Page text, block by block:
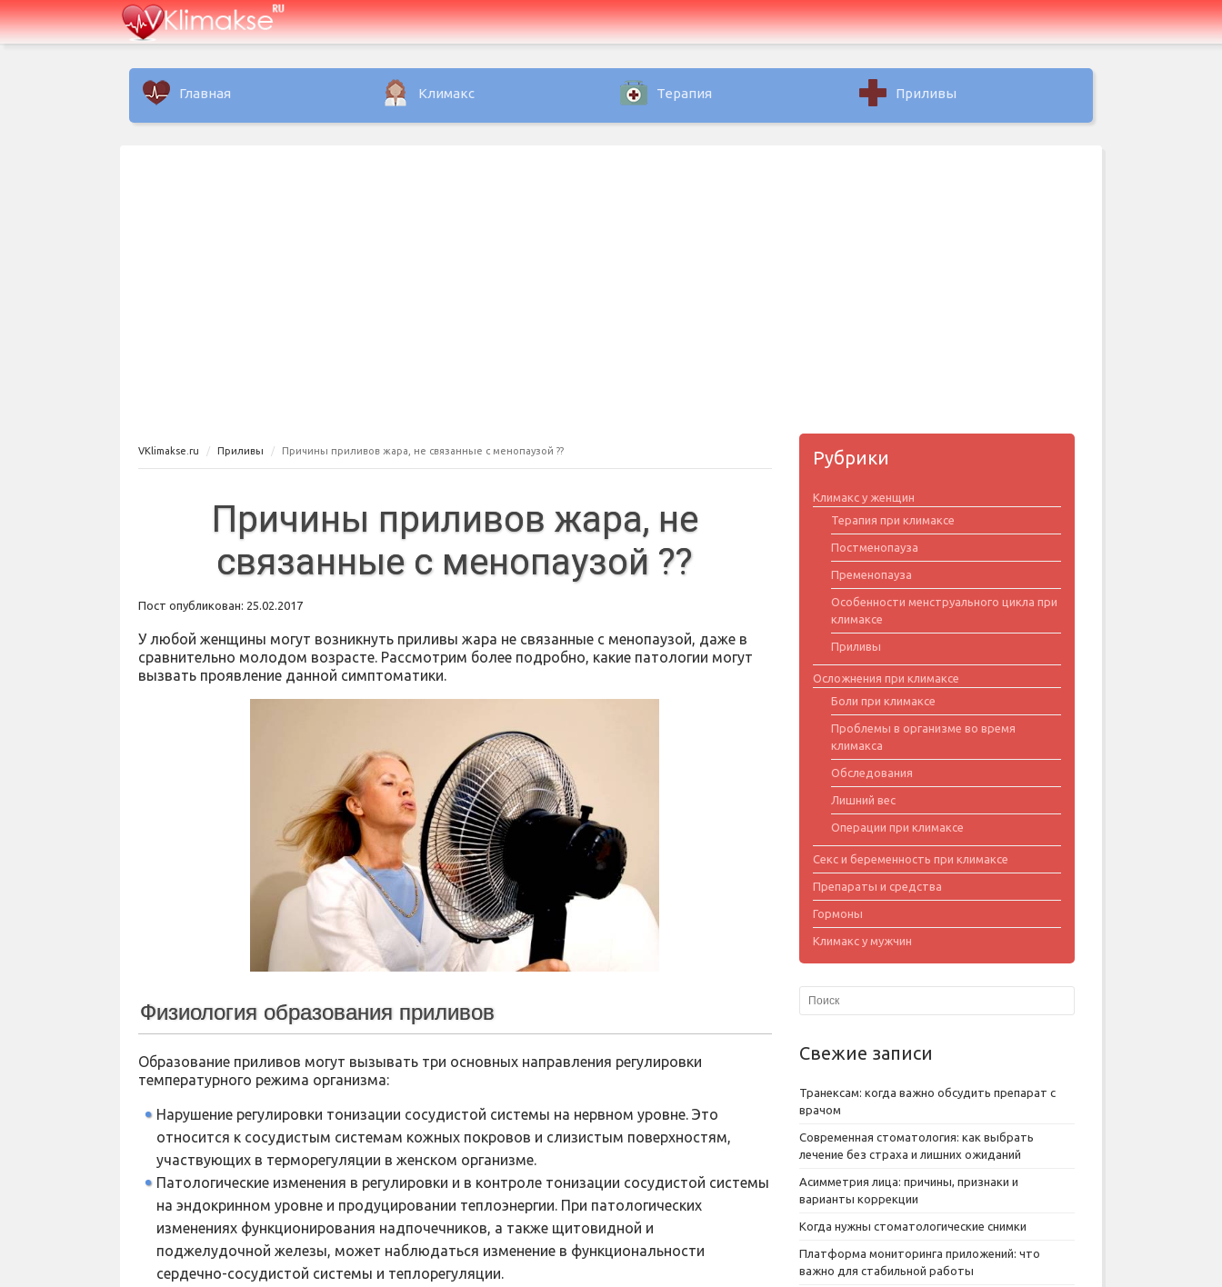
Главная Климакс Терапия Приливы
VKlimakse.ru Приливы Причины приливов жара, не связанные с менопаузой ??
Причины приливов жара, не
связанные с менопаузой ??
Пост опубликован: 25.02.2017
У любой женщины могут возникнуть приливы жара не связанные с менопаузой, даже в
сравнительно молодом возрасте. Рассмотрим более подробно, какие патологии могут
вызвать проявление данной симптоматики.
Физиология образования приливов
Образование приливов могут вызывать три основных направления регулировки
температурного режима организма:
Нарушение регулировки тонизации сосудистой системы на нервном уровне. Это
относится к сосудистым системам кожных покровов и слизистым поверхностям,
участвующих в терморегуляции в женском организме.
Патологические изменения в регулировки и в контроле тонизации сосудистой системы
на эндокринном уровне и продуцировании теплоэнергии. При патологических
изменениях функционирования надпочечников, а также щитовидной и
поджелудочной железы, может наблюдаться изменение в функциональности
сердечно-сосудистой системы и теплорегуляции.
Рубрики
Климакс у женщин
Терапия при климаксе
Постменопауза
Пременопауза
Особенности менструального цикла при
климаксе
Приливы
Осложнения при климаксе
Боли при климаксе
Проблемы в организме во время
климакса
Обследования
Лишний вес
Операции при климаксе
Секс и беременность при климаксе
Препараты и средства
Гормоны
Климакс у мужчин
Свежие записи
Транексам: когда важно обсудить препарат с
врачом
Современная стоматология: как выбрать
лечение без страха и лишних ожиданий
Асимметрия лица: причины, признаки и
варианты коррекции
Когда нужны стоматологические снимки
Платформа мониторинга приложений: что
важно для стабильной работы